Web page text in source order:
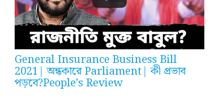
General Insurance Business Bill
2021| অন্ধকারে Parliament| কী প্রভাব
পড়বে?People’s Review